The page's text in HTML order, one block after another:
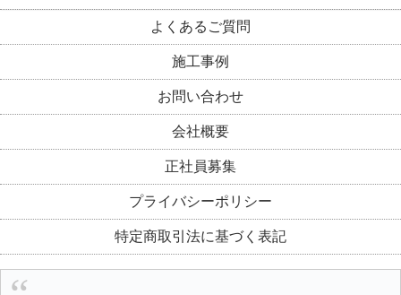
よくあるご質問
施工事例
お問い合わせ
会社概要
正社員募集
プライバシーポリシー
特定商取引法に基づく表記